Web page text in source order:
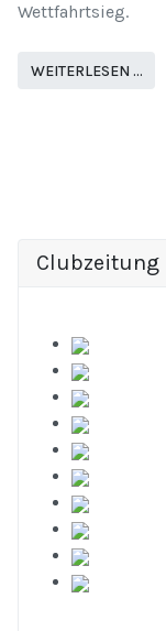
Wettfahrtsieg.
WEITERLESEN …
Clubzeitung